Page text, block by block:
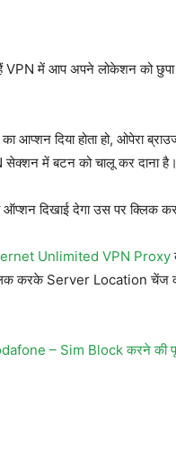
में आप अपने लोकेशन को छुपा
आप्शन दिया होता हो, ओपेरा
में बटन को चालू कर दाना है।
दिखाई देगा उस पर
Unlimited VPN Proxy
करके Server Location चेंज
– Sim Block करने की